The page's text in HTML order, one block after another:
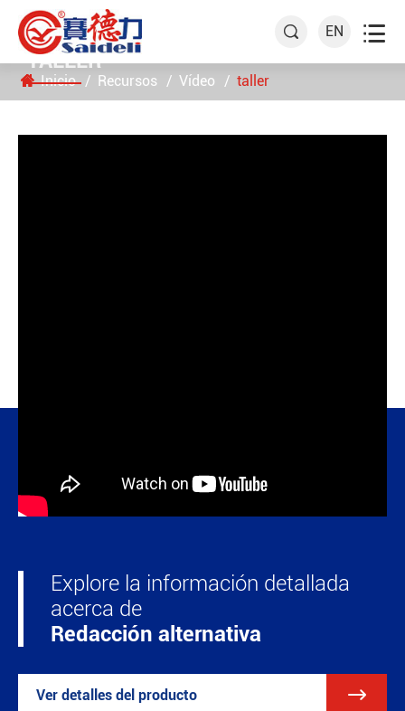
 EN 
Inicio Recursos Vídeo taller
TALLER
Explore la información detallada
acerca de
Redacción alternativa
Ver detalles del producto 